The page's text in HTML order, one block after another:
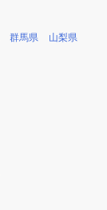
群馬県 山梨県